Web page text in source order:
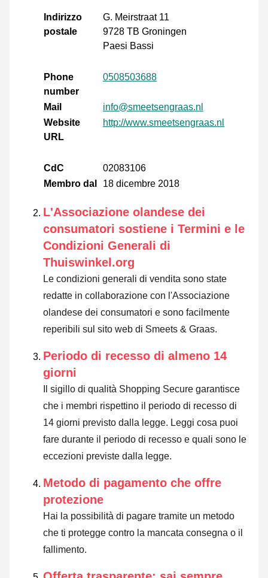
Indirizzo
postale
G. Meirstraat 11
9728 TB Groningen
Paesi Bassi
Phone
number
0508503688
Mail
info@smeetsengraas.nl
Website
URL
http://www.smeetsengraas.nl
CdC
02083106
Membro dal
18 dicembre 2018
L'Associazione olandese dei
consumatori sostiene i Termini e le
Condizioni Generali di
Thuiswinkel.org
Le condizioni generali di vendita sono state
redatte in collaborazione con l'Associazione
olandese dei consumatori e sono facilmente
reperibili sul sito web di Smeets & Graas.
Periodo di recesso di almeno 14
giorni
Il sigillo di qualità Shopping Secure garantisce
che i membri rispettino il periodo di recesso di
14 giorni previsto dalla legge. Leggi cosa puoi
fare durante il periodo di recesso e quali sono le
eccezioni previste dalla legge.
Metodo di pagamento che offre
protezione
Hai la possibilità di pagare tramite un metodo
che ti protegge contro la mancata consegna o il
fallimento.